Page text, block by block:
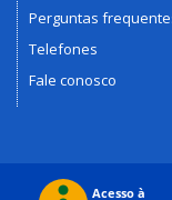
Perguntas
Telefones
Fale conosco